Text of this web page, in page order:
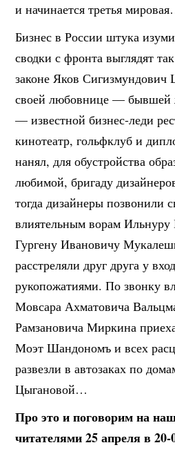
и начинается третья
Бизнес в России штука
сводки с фронта выглядят
законе Яков
своей любовнице —
— известной бизнес-леди
кинотеатр, гольфклуб и
нанял, для обустройства
любимой, бригаду
тогда дизайнеры позвонили
влиятельным ворам
Гургену Ивановичу
расстреляли друг друга у
рукопожатиями. По звонку
Мовсара Ахматовича
Рамзановича Миркина
Моэт Шандономъ и всех
развезли в автозаках по
Цыгановой…
Про это и поговорим на
читателями 25 апреля в